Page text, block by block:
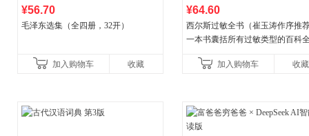
¥56.70
毛泽东选集（全四册，32开）
加入购物车 收藏
¥64.60
西尔斯过敏全书（崔玉涛作序推
一本书囊括所有过敏类型的百科
加入购物车
收藏